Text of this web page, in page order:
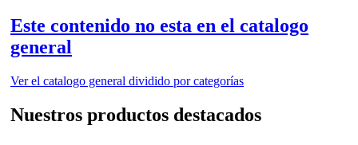
Este contenido no esta en el catalogo
general
Ver el catalogo general dividido por categorías
Nuestros productos destacados